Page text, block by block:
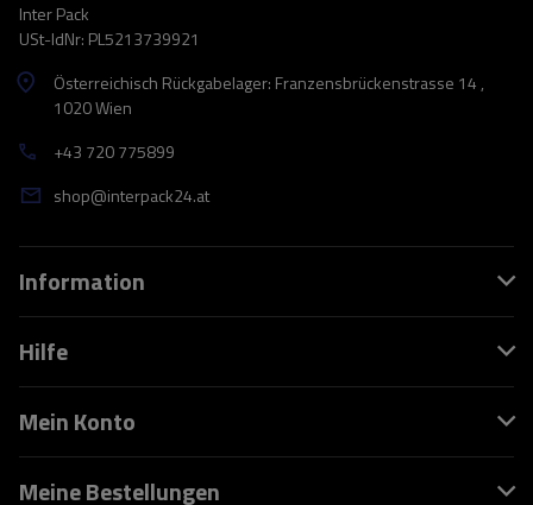
Inter Pack
USt-IdNr: PL5213739921
Österreichisch Rückgabelager: Franzensbrückenstrasse 14 ,
1020 Wien
+43 720 775899
shop@interpack24.at
Information
Hilfe
Mein Konto
Meine Bestellungen